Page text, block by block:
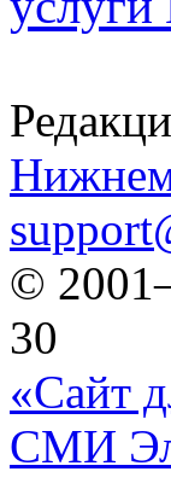
©
30
«Сайт
СМИ Эл